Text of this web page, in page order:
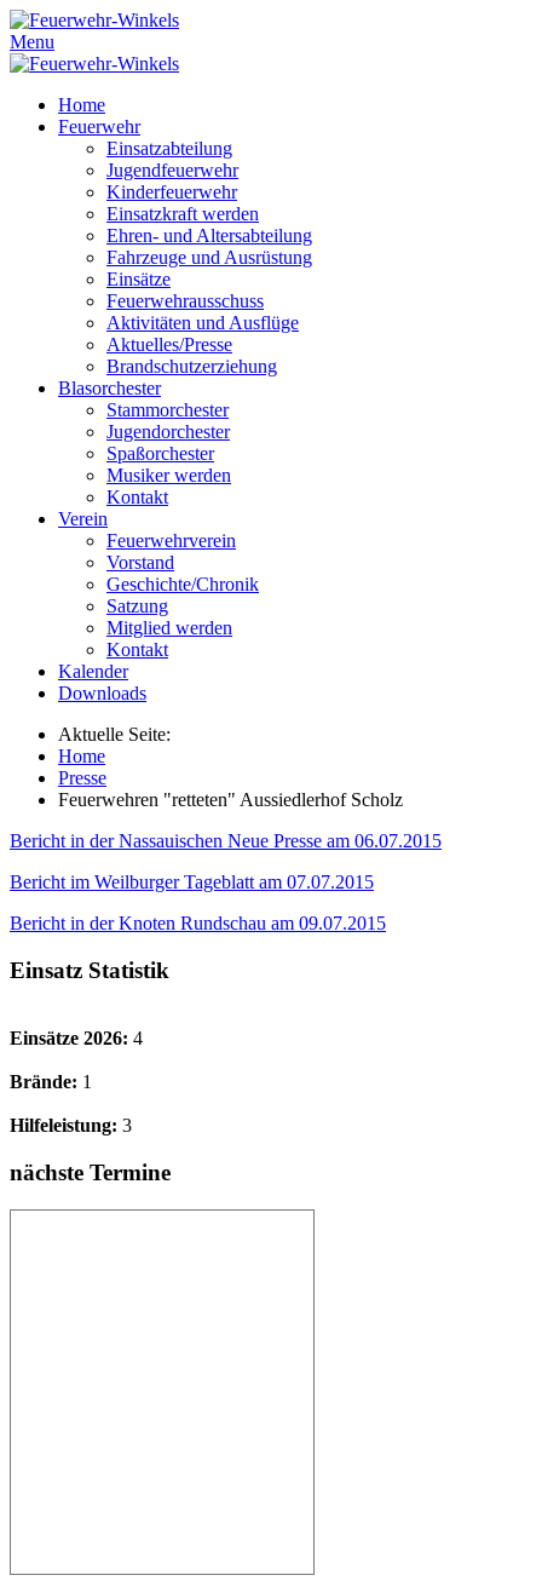
Menu
Home
Feuerwehr
Einsatzabteilung
Jugendfeuerwehr
Kinderfeuerwehr
Einsatzkraft werden
Ehren- und Altersabteilung
Fahrzeuge und Ausrüstung
Einsätze
Feuerwehrausschuss
Aktivitäten und Ausflüge
Aktuelles/Presse
Brandschutzerziehung
Blasorchester
Stammorchester
Jugendorchester
Spaßorchester
Musiker werden
Kontakt
Verein
Feuerwehrverein
Vorstand
Geschichte/Chronik
Satzung
Mitglied werden
Kontakt
Kalender
Downloads
Aktuelle Seite:
Home
Presse
Feuerwehren "retteten" Aussiedlerhof Scholz
Bericht in der Nassauischen Neue Presse am 06.07.2015
Bericht im Weilburger Tageblatt am 07.07.2015
Bericht in der Knoten Rundschau am 09.07.2015
Einsatz Statistik
Einsätze 2026: 4
Brände: 1
Hilfeleistung: 3
nächste Termine